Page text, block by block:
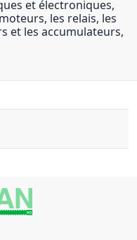
et électroniques,
les relais, les
et les accumulateurs,